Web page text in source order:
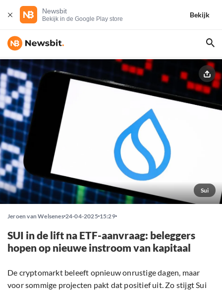
Newsbit
Bekijk in de Google Play store
Bekijk
Sui
Jeroen van Welsenes 24-04-2025 15:29
SUI in de lift na ETF-aanvraag: beleggers
hopen op nieuwe instroom van kapitaal
De cryptomarkt beleeft opnieuw onrustige dagen, maar
voor sommige projecten pakt dat positief uit. Zo stijgt Sui